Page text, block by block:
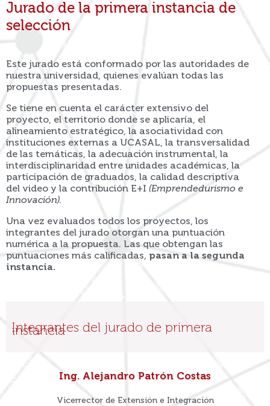
Jurado de la primera instancia de
selección
Este jurado está conformado por las autoridades de
nuestra universidad, quienes evalúan todas las
propuestas presentadas.
Se tiene en cuenta el carácter extensivo del
proyecto, el territorio donde se aplicaría, el
alineamiento estratégico, la asociatividad con
instituciones externas a UCASAL, la transversalidad
de las temáticas, la adecuación instrumental, la
interdisciplinaridad entre unidades académicas, la
participación de graduados, la calidad descriptiva
del video y la contribución E+I (Emprendedurismo e
Innovación).
Una vez evaluados todos los proyectos, los
integrantes del jurado otorgan una puntuación
numérica a la propuesta. Las que obtengan las
puntuaciones más calificadas, pasan a la segunda
instancia.
Integrantes del jurado de primera
instancia
Ing. Alejandro Patrón Costas
Vicerrector de Extensión e Integración